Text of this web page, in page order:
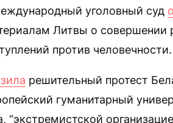
уголовный суд
Литвы о
против человечности.
решительный протест
гуманитарный